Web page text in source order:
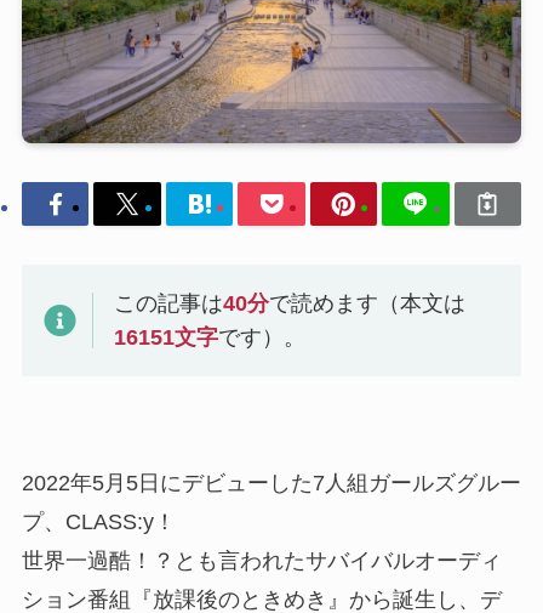
この記事は40分で読めます（本文は
16151文字です）。
2022年5月5日にデビューした7人組ガールズグルー
プ、CLASS:y！
世界一過酷！？とも言われたサバイバルオーディ
ション番組『放課後のときめき』から誕生し、デ